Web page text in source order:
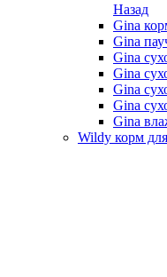
Назад
Gina
Gina
Gina
Gina
Gina
Gina
Gina
Wildy корм